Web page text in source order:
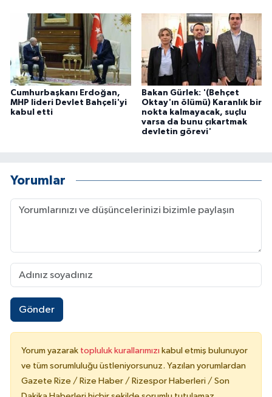
Cumhurbaşkanı Erdoğan,
MHP lideri Devlet Bahçeli'yi
kabul etti
Bakan Gürlek: '(Behçet
Oktay'ın ölümü) Karanlık bir
nokta kalmayacak, suçlu
varsa da bunu çıkartmak
devletin görevi'
Yorumlar
Gönder
Yorum yazarak topluluk kurallarımızı kabul etmiş bulunuyor
ve tüm sorumluluğu üstleniyorsunuz. Yazılan yorumlardan
Gazete Rize / Rize Haber / Rizespor Haberleri / Son